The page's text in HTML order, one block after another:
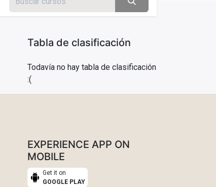
Tabla de clasificación
Todavía no hay tabla de clasificación
:(
EXPERIENCE APP ON
MOBILE
Get it on
GOOGLE PLAY